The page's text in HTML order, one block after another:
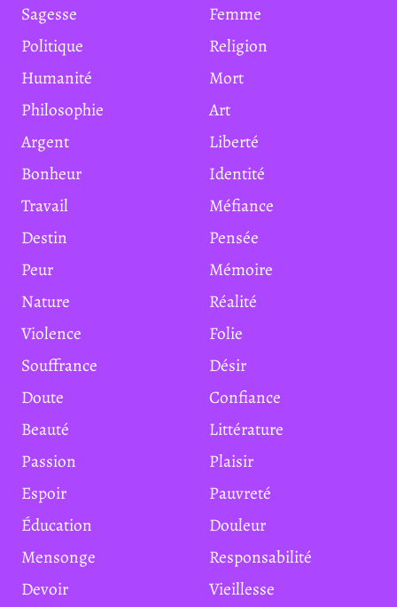
Sagesse
Femme
Politique
Religion
Humanité
Mort
Philosophie
Art
Argent
Liberté
Bonheur
Identité
Travail
Méfiance
Destin
Pensée
Peur
Mémoire
Nature
Réalité
Violence
Folie
Souffrance
Désir
Doute
Confiance
Beauté
Littérature
Passion
Plaisir
Espoir
Pauvreté
Éducation
Douleur
Mensonge
Responsabilité
Devoir
Vieillesse